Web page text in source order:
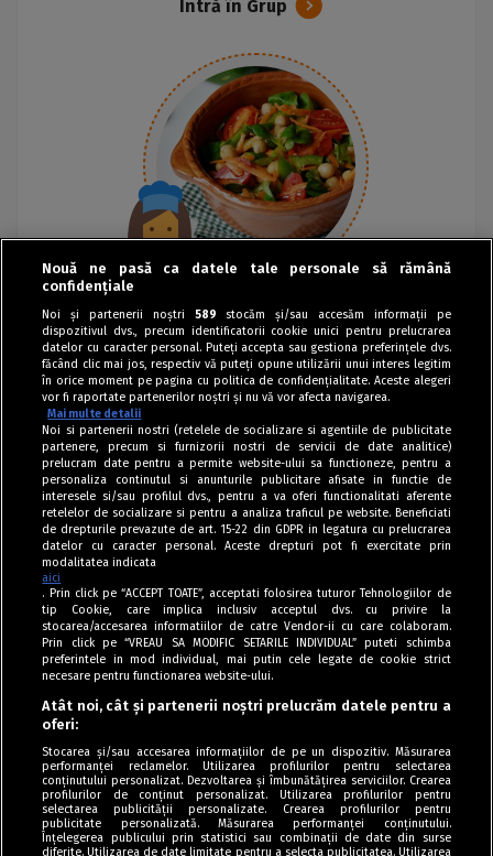
Intră în Grup
Tag index
Program Antena 1
Politica de cookies
Politica de confidențialitate
Termeni și condiții
Nouă ne pasă ca datele tale personale să rămână
confidențiale
Noi și partenerii noștri 589 stocăm și/sau accesăm informații pe
dispozitivul dvs., precum identificatorii cookie unici pentru prelucrarea
datelor cu caracter personal. Puteți accepta sau gestiona preferințele dvs.
făcând clic mai jos, respectiv vă puteți opune utilizării unui interes legitim
în orice moment pe pagina cu politica de confidențialitate. Aceste alegeri
vor fi raportate partenerilor noștri și nu vă vor afecta navigarea.
Mai multe detalii
Noi si partenerii nostri (retelele de socializare si agentiile de publicitate
partenere, precum si furnizorii nostri de servicii de date analitice)
prelucram date pentru a permite website-ului sa functioneze, pentru a
personaliza continutul si anunturile publicitare afisate in functie de
interesele si/sau profilul dvs., pentru a va oferi functionalitati aferente
retelelor de socializare si pentru a analiza traficul pe website. Beneficiati
de drepturile prevazute de art. 15-22 din GDPR in legatura cu prelucrarea
datelor cu caracter personal. Aceste drepturi pot fi exercitate prin
modalitatea indicata
aici
. Prin click pe “ACCEPT TOATE”, acceptati folosirea tuturor Tehnologiilor de
tip Cookie, care implica inclusiv acceptul dvs. cu privire la
stocarea/accesarea informatiilor de catre Vendor-ii cu care colaboram.
Prin click pe “VREAU SA MODIFIC SETARILE INDIVIDUAL” puteti schimba
preferintele in mod individual, mai putin cele legate de cookie strict
necesare pentru functionarea website-ului.
Atât noi, cât și partenerii noștri prelucrăm datele pentru a
oferi:
Stocarea și/sau accesarea informațiilor de pe un dispozitiv. Măsurarea
performanței reclamelor. Utilizarea profilurilor pentru selectarea
conținutului personalizat. Dezvoltarea și îmbunătățirea serviciilor. Crearea
profilurilor de conținut personalizat. Utilizarea profilurilor pentru
selectarea publicității personalizate. Crearea profilurilor pentru
publicitate personalizată. Măsurarea performanței conținutului.
Înțelegerea publicului prin statistici sau combinații de date din surse
diferite. Utilizarea de date limitate pentru a selecta publicitatea. Utilizarea